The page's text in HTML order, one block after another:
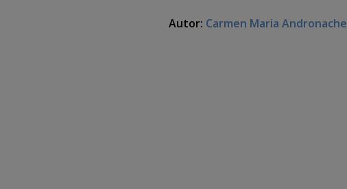
Autor: Carmen Maria Andronache